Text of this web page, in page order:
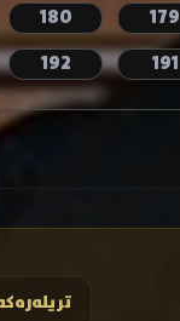
179
180
191
192